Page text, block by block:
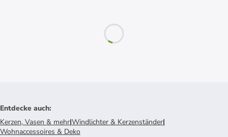
Entdecke auch:
Kerzen, Vasen & mehr|Windlichter & Kerzenständer|
Wohnaccessoires & Deko